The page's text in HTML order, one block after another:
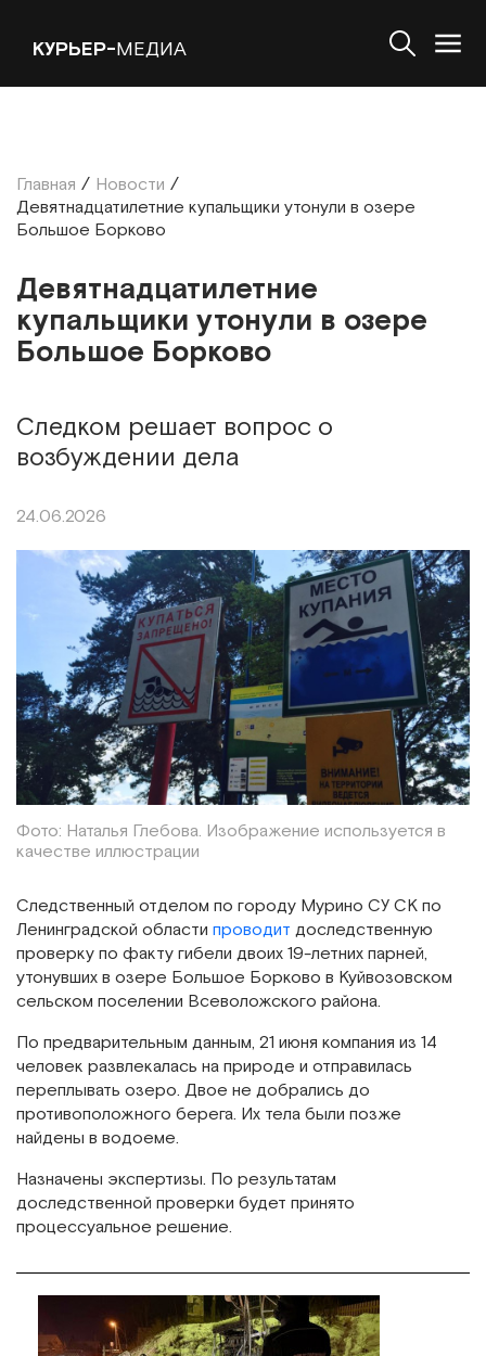
КУРЬЕР-МЕДИА
Главная / Новости /
Девятнадцатилетние купальщики утонули в озере
Большое Борково
Девятнадцатилетние
купальщики утонули в озере
Большое Борково
Следком решает вопрос о
возбуждении дела
24.06.2026
Фото: Наталья Глебова. Изображение используется в
качестве иллюстрации
Следственный отделом по городу Мурино СУ СК по
Ленинградской области проводит доследственную
проверку по факту гибели двоих 19-летних парней,
утонувших в озере Большое Борково в Куйвозовском
сельском поселении Всеволожского района.
По предварительным данным, 21 июня компания из 14
человек развлекалась на природе и отправилась
переплывать озеро. Двое не добрались до
противоположного берега. Их тела были позже
найдены в водоеме.
Назначены экспертизы. По результатам
доследственной проверки будет принято
процессуальное решение.